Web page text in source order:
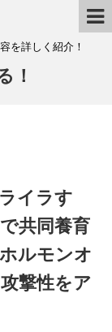
を詳しく紹介！
！
イラす
共同養育
ルモンオ
撃性をア